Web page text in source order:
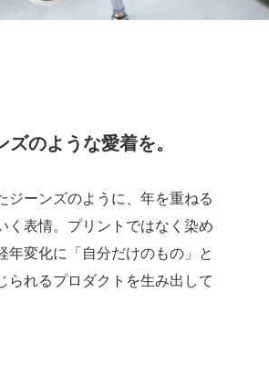
ズのような愛着を。
ジーンズのように、年を重ねる
く表情。プリントではなく染め
年変化に「自分だけのもの」と
られるプロダクトを生み出して